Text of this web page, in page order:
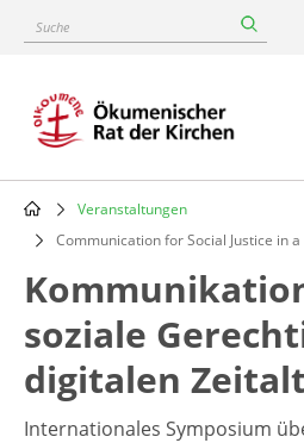
content
Suche
Main
navigation
Breadcrumb
Veranstaltungen
Communication for Social Justice in
soziale
digitalen
Internationales Symposium